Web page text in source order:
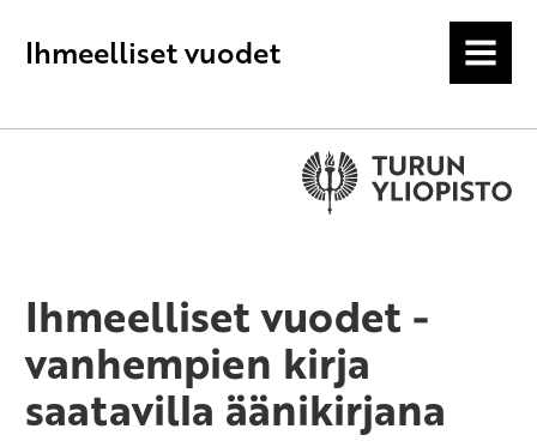
Ihmeelliset vuodet MENU
Ihmeelliset vuodet -
vanhempien kirja
saatavilla äänikirjana